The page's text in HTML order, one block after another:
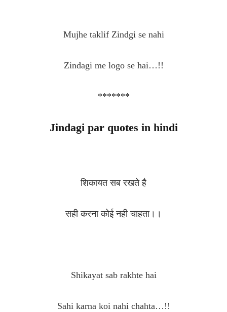
Mujhe taklif Zindgi se nahi
Zindagi me logo se hai…!!
*******
Jindagi par quotes in hindi
शिकायत सब रखते है
सही करना कोई नही चाहता।।
Shikayat sab rakhte hai
Sahi karna koi nahi chahta…!!